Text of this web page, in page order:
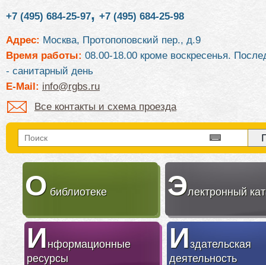
+7 (495) 684-25-97, +7 (495) 684-25-98
Адрес: Москва, Протопоповский пер., д.9
Время работы: 08.00-18.00 кроме воскресенья.
- санитарный день
E-Mail: info@rgbs.ru
Все контакты и схема проезда
О библиотеке Электронный
Информационные
ресурсы
Издательская
деятельность